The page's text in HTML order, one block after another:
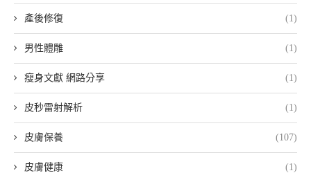
產後修復 (1)
男性體雕 (1)
瘦身文獻 網路分享 (1)
皮秒雷射解析 (1)
皮膚保養 (107)
皮膚健康 (1)